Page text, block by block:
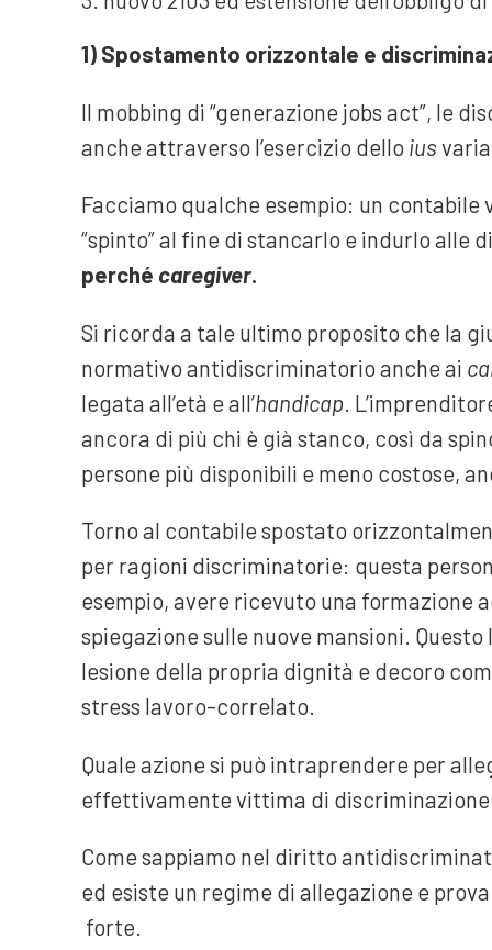
1) Spostamento orizzontale e
Il mobbing di “generazione jobs act”, le
anche attraverso l’esercizio dello ius
Facciamo qualche esempio: un
“spinto” al fine di stancarlo e indurlo alle
perché caregiver.
Si ricorda a tale ultimo proposito che la
normativo antidiscriminatorio anche ai
legata all’età e all’handicap .
ancora di più chi è già stanco, così da
persone più disponibili e meno costose,
Torno al contabile spostato
per ragioni discriminatorie: questa
esempio, avere ricevuto una formazione
spiegazione sulle nuove mansioni.
lesione della propria dignità e decoro
stress lavoro-correlato.
Quale azione si può intraprendere per
effettivamente vittima di
Come sappiamo nel diritto
ed esiste un regime di allegazione e
forte.